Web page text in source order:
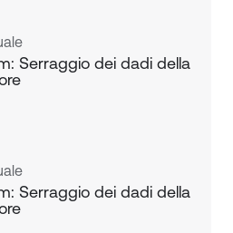
Serraggio dei dadi della
Serraggio dei dadi della